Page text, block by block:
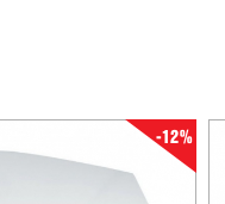
-12%